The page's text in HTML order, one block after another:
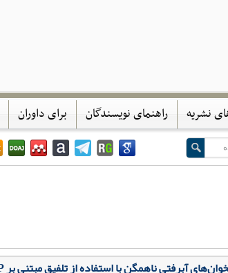
نشریه راهنمای نویسندگان برای داوران